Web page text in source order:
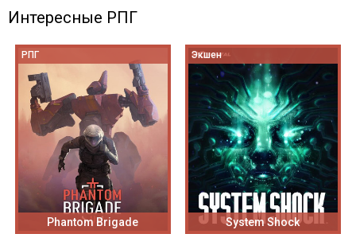
Интересные РПГ
РПГ
Phantom Brigade
Экшен
System Shock